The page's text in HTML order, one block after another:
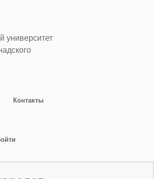
университет
Контакты